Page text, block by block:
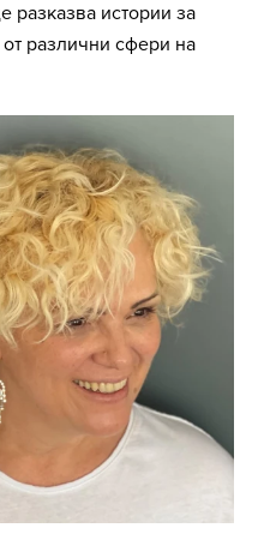
разказва истории за
различни сфери на